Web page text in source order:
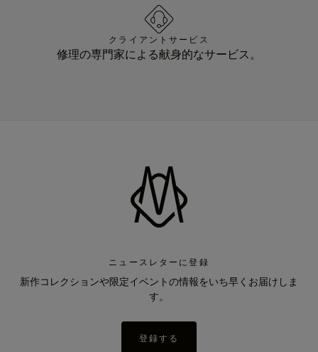
クライアントサービス
修理の専門家による献身的なサービス。
ニュースレターに登録
新作コレクションや限定イベントの情報をいち早くお届けしま
す。
登録する